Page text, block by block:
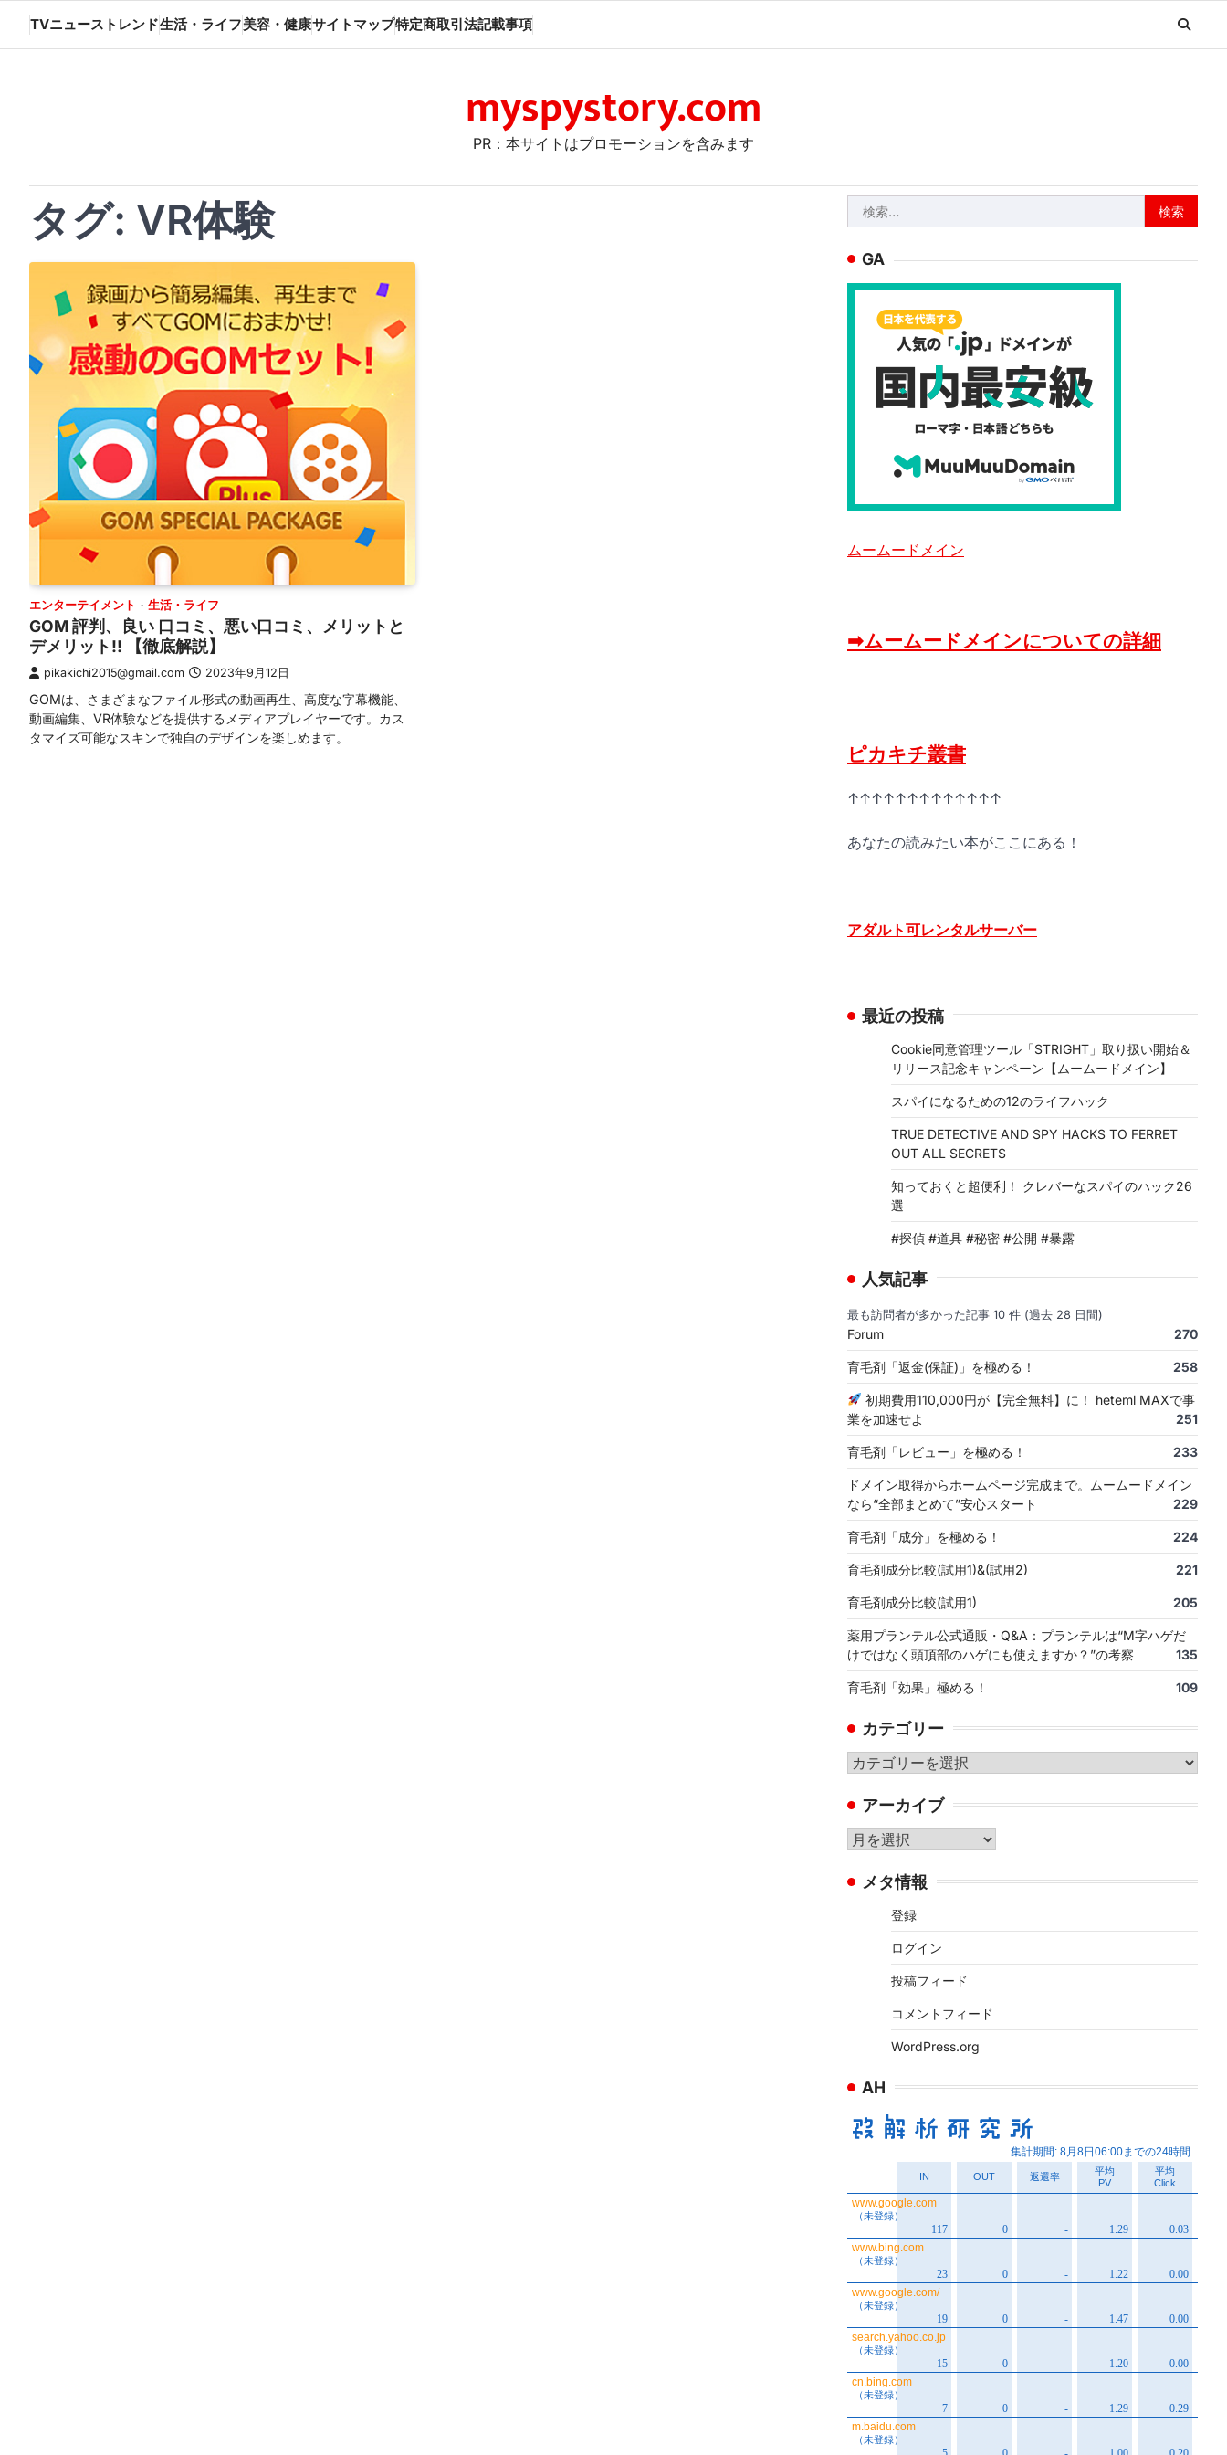
content
TVニューストレンド生活・ライフ美容・健康サイトマップ特定商取引法記載事項
myspystory.com
PR：本サイトはプロモーションを含みます
タグ: VR体験
エンターテイメント 生活・ライフ
GOM 評判、良い 口コミ、悪い口コミ、メリットと
デメリット!! 【徹底解説】
pikakichi2015@gmail.com 2023年9月12日
GOMは、さまざまなファイル形式の動画再生、高度な字幕機能、
動画編集、VR体験などを提供するメディアプレイヤーです。カス
タマイズ可能なスキンで独自のデザインを楽しめます。
索:
GA
ムームードメイン
➡ムームードメインについての詳細
ピカキチ叢書
↑↑↑↑↑↑↑↑↑↑↑↑↑
あなたの読みたい本がここにある！
アダルト可レンタルサーバー
最近の投稿
Cookie同意管理ツール「STRIGHT」取り扱い開始＆
リリース記念キャンペーン【ムームードメイン】
スパイになるための12のライフハック
TRUE DETECTIVE AND SPY HACKS TO FERRET
OUT ALL SECRETS
知っておくと超便利！ クレバーなスパイのハック26
選
#探偵 #道具 #秘密 #公開 #暴露
人気記事
最も訪問者が多かった記事 10 件 (過去 28 日間)
Forum 270
育毛剤「返金(保証)」を極める！ 258
初期費用110,000円が【完全無料】に！ heteml MAXで事
業を加速せよ
251
育毛剤「レビュー」を極める！ 233
ドメイン取得からホームページ完成まで。ムームードメイン
なら“全部まとめて”安心スタート
229
育毛剤「成分」を極める！ 224
育毛剤成分比較(試用1)&(試用2) 221
育毛剤成分比較(試用1) 205
薬用プランテル公式通販・Q&A：プランテルは“M字ハゲだ
けではなく頭頂部のハゲにも使えますか？”の考察
135
育毛剤「効果」極める！ 109
カテゴリー
カ
ゴ
リ
ー
アーカイブ
ア
カ メタ情報
登録
ログイン
投稿フィード
コメントフィード
WordPress.org
AH